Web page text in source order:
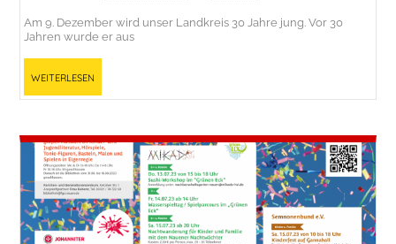
Am 9. Dezember wird unser Landkreis 30 Jahre jung. Vor 30
Jahren wurde er aus
Weiterlesen